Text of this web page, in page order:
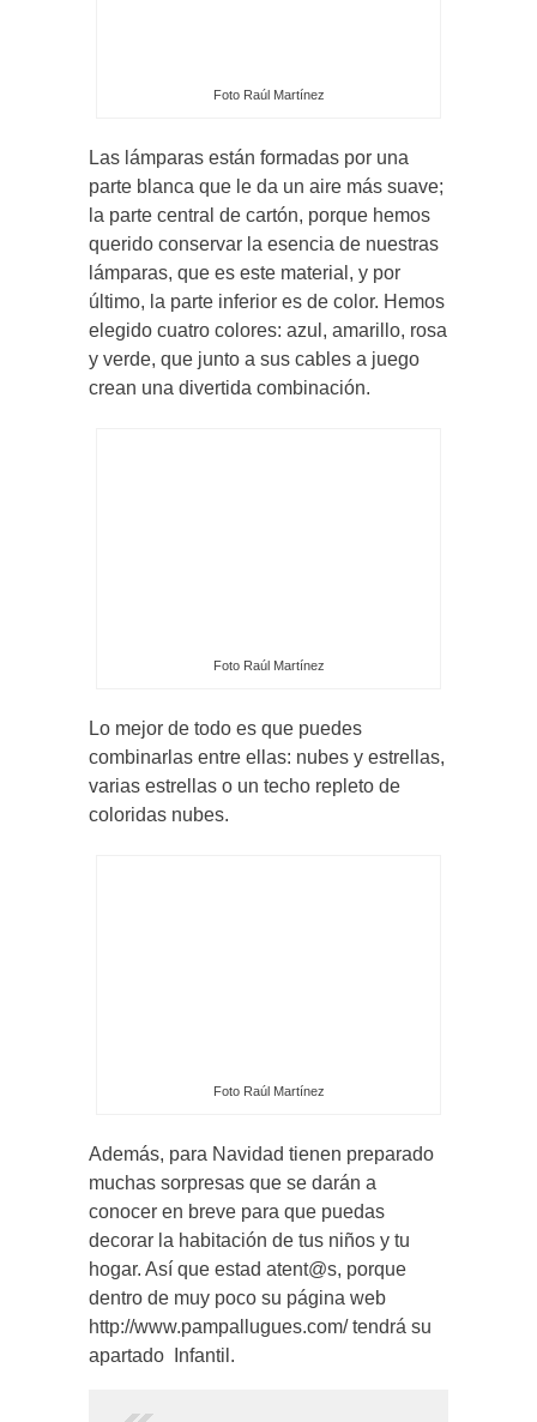
Foto Raúl Martínez
Las lámparas están formadas por una
parte blanca que le da un aire más suave;
la parte central de cartón, porque hemos
querido conservar la esencia de nuestras
lámparas, que es este material, y por
último, la parte inferior es de color. Hemos
elegido cuatro colores: azul, amarillo, rosa
y verde, que junto a sus cables a juego
crean una divertida combinación.
Foto Raúl Martínez
Lo mejor de todo es que puedes
combinarlas entre ellas: nubes y estrellas,
varias estrellas o un techo repleto de
coloridas nubes.
Foto Raúl Martínez
Además, para Navidad tienen preparado
muchas sorpresas que se darán a
conocer en breve para que puedas
decorar la habitación de tus niños y tu
hogar. Así que estad atent@s, porque
dentro de muy poco su página web
http://www.pampallugues.com/ tendrá su
apartado Infantil.